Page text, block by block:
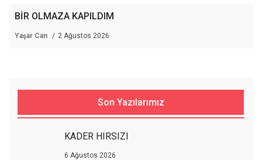
BİR OLMAZA KAPILDIM
Yaşar Can 2 Ağustos 2026
Son Yazılarımız
KADER HIRSIZI
6 Ağustos 2026